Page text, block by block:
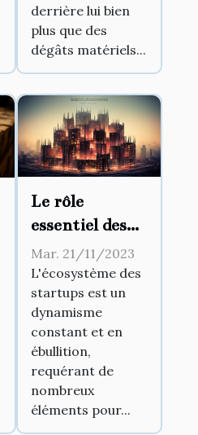
derrière lui bien
plus que des
dégâts matériels...
Le rôle
essentiel des
pépinières
d'entreprises
dans le
développement
des startups
Mar. 21/11/2023
L'écosystème des
startups est un
dynamisme
constant et en
ébullition,
requérant de
nombreux
éléments pour...